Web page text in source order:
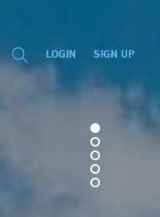
LOGIN SIGN UP